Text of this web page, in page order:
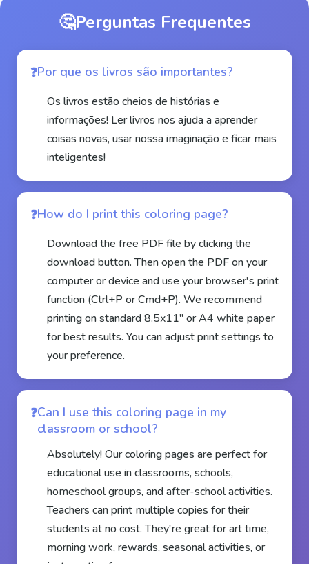
🤔Perguntas Frequentes
Por que os livros são importantes?
Os livros estão cheios de histórias e
informações! Ler livros nos ajuda a aprender
coisas novas, usar nossa imaginação e ficar mais
inteligentes!
How do I print this coloring page?
Download the free PDF file by clicking the
download button. Then open the PDF on your
computer or device and use your browser's print
function (Ctrl+P or Cmd+P). We recommend
printing on standard 8.5x11" or A4 white paper
for best results. You can adjust print settings to
your preference.
Can I use this coloring page in my
classroom or school?
Absolutely! Our coloring pages are perfect for
educational use in classrooms, schools,
homeschool groups, and after-school activities.
Teachers can print multiple copies for their
students at no cost. They're great for art time,
morning work, rewards, seasonal activities, or